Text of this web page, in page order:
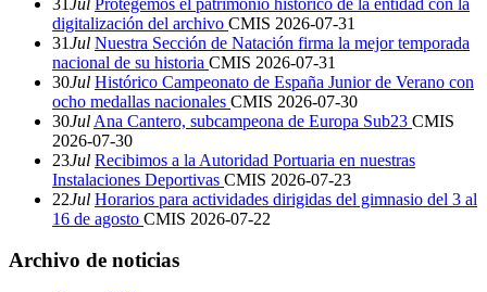
digitalización del archivo CMIS 2026-07-31
31Jul Nuestra Sección de Natación firma la mejor temporada
nacional de su historia CMIS 2026-07-31
30Jul Histórico Campeonato de España Junior de Verano con
ocho medallas nacionales CMIS 2026-07-30
30Jul Ana Cantero, subcampeona de Europa Sub23 CMIS
2026-07-30
23Jul Recibimos a la Autoridad Portuaria en nuestras
Instalaciones Deportivas CMIS 2026-07-23
22Jul Horarios para actividades dirigidas del gimnasio del 3 al
16 de agosto CMIS 2026-07-22
Archivo de noticias